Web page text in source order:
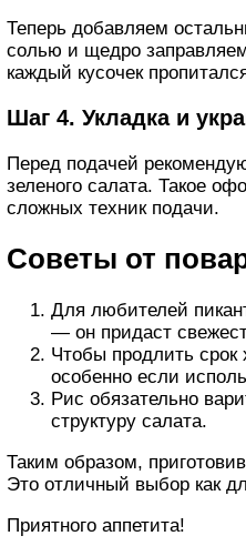
Теперь добавляем
солью и щедро
каждый кусочек
Шаг 4. Укладка и
Перед подачей
зеленого салата. Такое
сложных техник подачи.
Советы от
Для любителей
— он придаст
Чтобы продлить срок
особенно если
Рис обязательно
структуру салата.
Таким образом,
Это отличный выбор как
Приятного аппетита!